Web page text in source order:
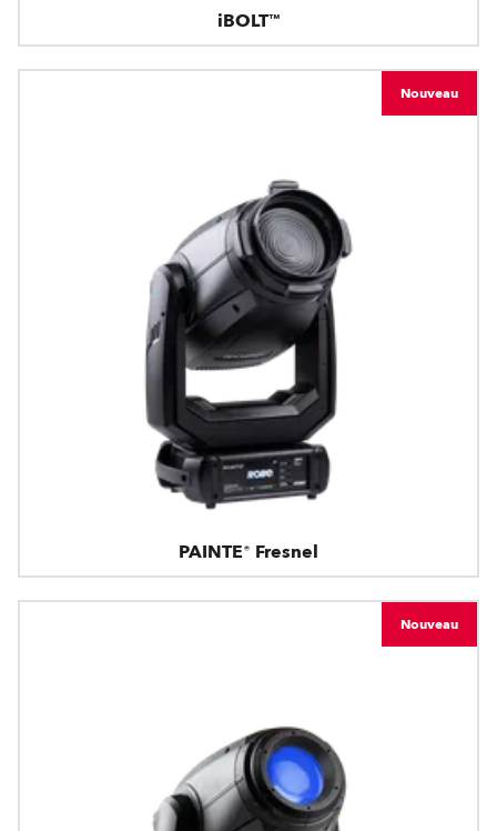
iBOLT™
PAINTE® Fresnel
Nouveau
Nouveau